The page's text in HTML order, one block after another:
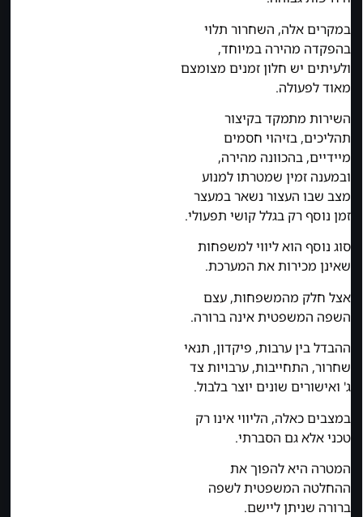
במקרים אלה, השחרור תלוי
בהפקדה מהירה במיוחד,
ולעיתים יש חלון זמנים מצומצם
מאוד לפעולה.
השירות מתמקד בקיצור
תהליכים, בזיהוי חסמים
מיידיים, בהכוונה מהירה,
ובמענה זמין שמטרתו למנוע
מצב שבו העצור נשאר במעצר
זמן נוסף רק בגלל קושי תפעולי.
סוג נוסף הוא ליווי למשפחות
שאינן מכירות את המערכת.
אצל חלק מהמשפחות, עצם
השפה המשפטית אינה ברורה.
ההבדל בין ערבות, פיקדון, תנאי
שחרור, התחייבות, ערבויות צד
ג' ואישורים שונים יוצר בלבול.
במצבים כאלה, הליווי אינו רק
טכני אלא גם הסברתי.
המטרה היא להפוך את
ההחלטה המשפטית לשפה
ברורה שניתן ליישם.